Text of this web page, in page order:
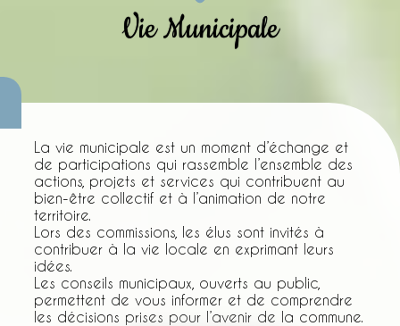
Vie Municipale
La vie municipale est un moment d’échange et
de participations qui rassemble l’ensemble des
actions, projets et services qui contribuent au
bien-être collectif et à l’animation de notre
territoire.
Lors des commissions, les élus sont invités à
contribuer à la vie locale en exprimant leurs
idées.
Les conseils municipaux, ouverts au public,
permettent de vous informer et de comprendre
les décisions prises pour l’avenir de la commune.